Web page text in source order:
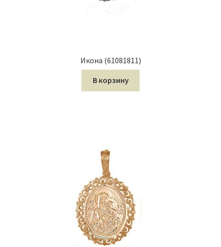
Икона (61081811)
В корзину